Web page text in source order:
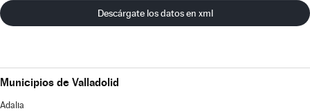
Descárgate los datos en xml
Municipios de Valladolid
Adalia